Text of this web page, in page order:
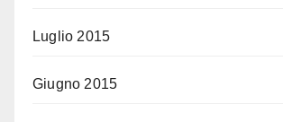
Luglio 2015
Giugno 2015